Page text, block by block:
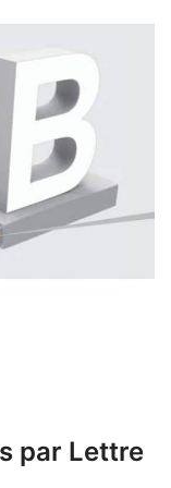
par Lettre